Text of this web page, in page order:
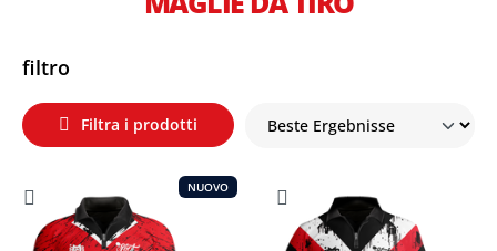
filtro
Filtra i prodotti
NUOVO